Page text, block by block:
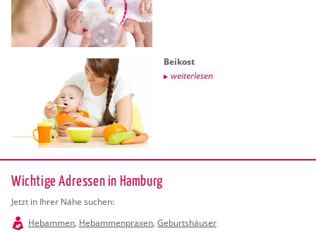
Bei­kost
wei­ter­le­sen
Wichtige Adressen in Hamburg
Jetzt in Ihrer Nähe suchen:
Hebammen, Hebammenpraxen, Geburtshäuser